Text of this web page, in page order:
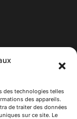
des technologies telles
des appareils.
de traiter des données
sur ce site. Le